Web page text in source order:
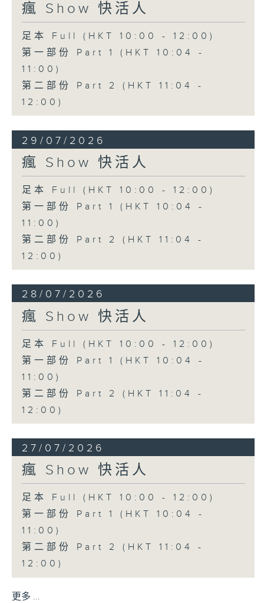
瘋 Show 快活人
足本 Full (HKT 10:00 - 12:00)
第一部份 Part 1 (HKT 10:04 -
11:00)
第二部份 Part 2 (HKT 11:04 -
12:00)
29/07/2026
瘋 Show 快活人
足本 Full (HKT 10:00 - 12:00)
第一部份 Part 1 (HKT 10:04 -
11:00)
第二部份 Part 2 (HKT 11:04 -
12:00)
28/07/2026
瘋 Show 快活人
足本 Full (HKT 10:00 - 12:00)
第一部份 Part 1 (HKT 10:04 -
11:00)
第二部份 Part 2 (HKT 11:04 -
12:00)
27/07/2026
瘋 Show 快活人
足本 Full (HKT 10:00 - 12:00)
第一部份 Part 1 (HKT 10:04 -
11:00)
第二部份 Part 2 (HKT 11:04 -
12:00)
更多 ...